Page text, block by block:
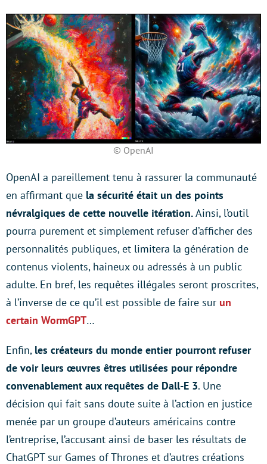
© OpenAI
OpenAI a pareillement tenu à rassurer la communauté
en affirmant que la sécurité était un des points
névralgiques de cette nouvelle itération.Ainsi, l’outil
pourra purement et simplement refuser d’afficher des
personnalités publiques, et limitera la génération de
contenus violents, haineux ou adressés à un public
adulte. En bref, les requêtes illégales seront proscrites,
à l’inverse de ce qu’il est possible de faire sur un
certain WormGPT…
Enfin, les créateurs du monde entier pourront refuser
de voir leurs œuvres êtres utilisées pour répondre
convenablement aux requêtes de Dall-E 3. Une
décision qui fait sans doute suite à l’action en justice
menée par un groupe d’auteurs américains contre
l’entreprise, l’accusant ainsi de baser les résultats de
ChatGPT sur Games of Thrones et d’autres créations